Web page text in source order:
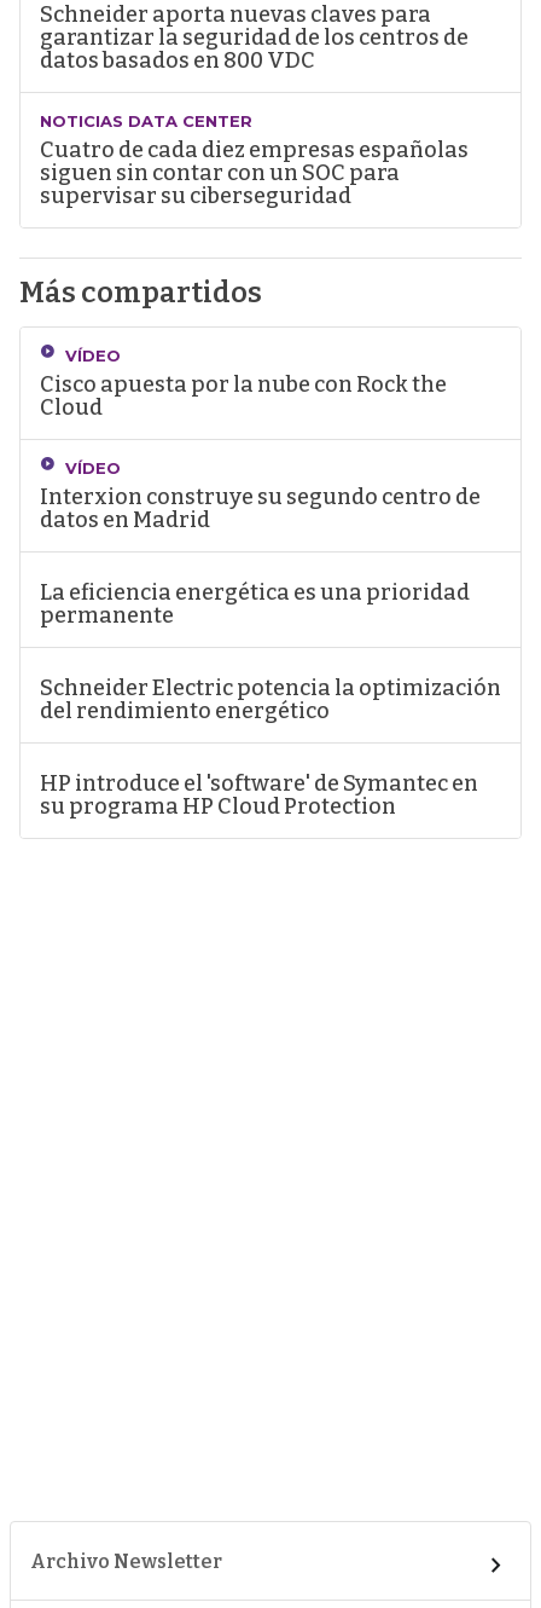
Schneider aporta nuevas claves para
garantizar la seguridad de los centros de
datos basados en 800 VDC
NOTICIAS DATA CENTER
Cuatro de cada diez empresas españolas
siguen sin contar con un SOC para
supervisar su ciberseguridad
Más compartidos
VÍDEO
Cisco apuesta por la nube con Rock the
Cloud
VÍDEO
Interxion construye su segundo centro de
datos en Madrid
La eficiencia energética es una prioridad
permanente
Schneider Electric potencia la optimización
del rendimiento energético
HP introduce el 'software' de Symantec en
su programa HP Cloud Protection
Archivo Newsletter